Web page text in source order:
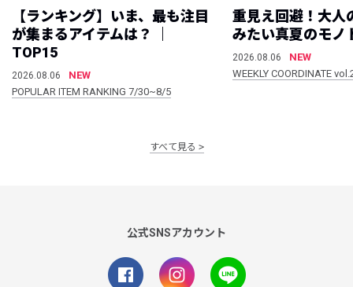
【ランキング】いま、最も注目
が集まるアイテムは？ ｜
TOP15
2026.08.06
NEW
POPULAR ITEM RANKING 7/30~8/5
重見え回避！大人
みたい真夏のモノ
2026.08.06
NEW
WEEKLY COORDINATE
すべて見る
公式SNSアカウント